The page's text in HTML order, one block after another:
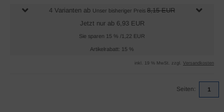
4 Varianten ab Unser bisheriger Preis 8,15 EUR
Jetzt nur ab 6,93 EUR
Sie sparen 15 % /1,22 EUR
Artikelrabatt: 15 %
inkl. 19 % MwSt. zzgl. Versandkosten
Seiten: 1